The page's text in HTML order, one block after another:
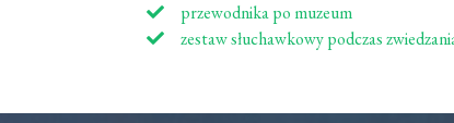
przewodnika po muzeum
zestaw słuchawkowy podczas